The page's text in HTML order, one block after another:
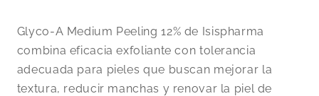
Glyco-A Medium Peeling 12% de Isispharma
combina eficacia exfoliante con tolerancia
adecuada para pieles que buscan mejorar la
textura, reducir manchas y renovar la piel de